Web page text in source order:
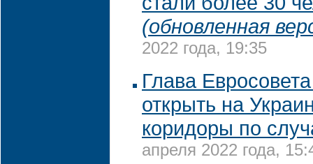
(обновленная
2022 года, 19:35
Глава
открыть на
коридоры по
апреля 2022 года,